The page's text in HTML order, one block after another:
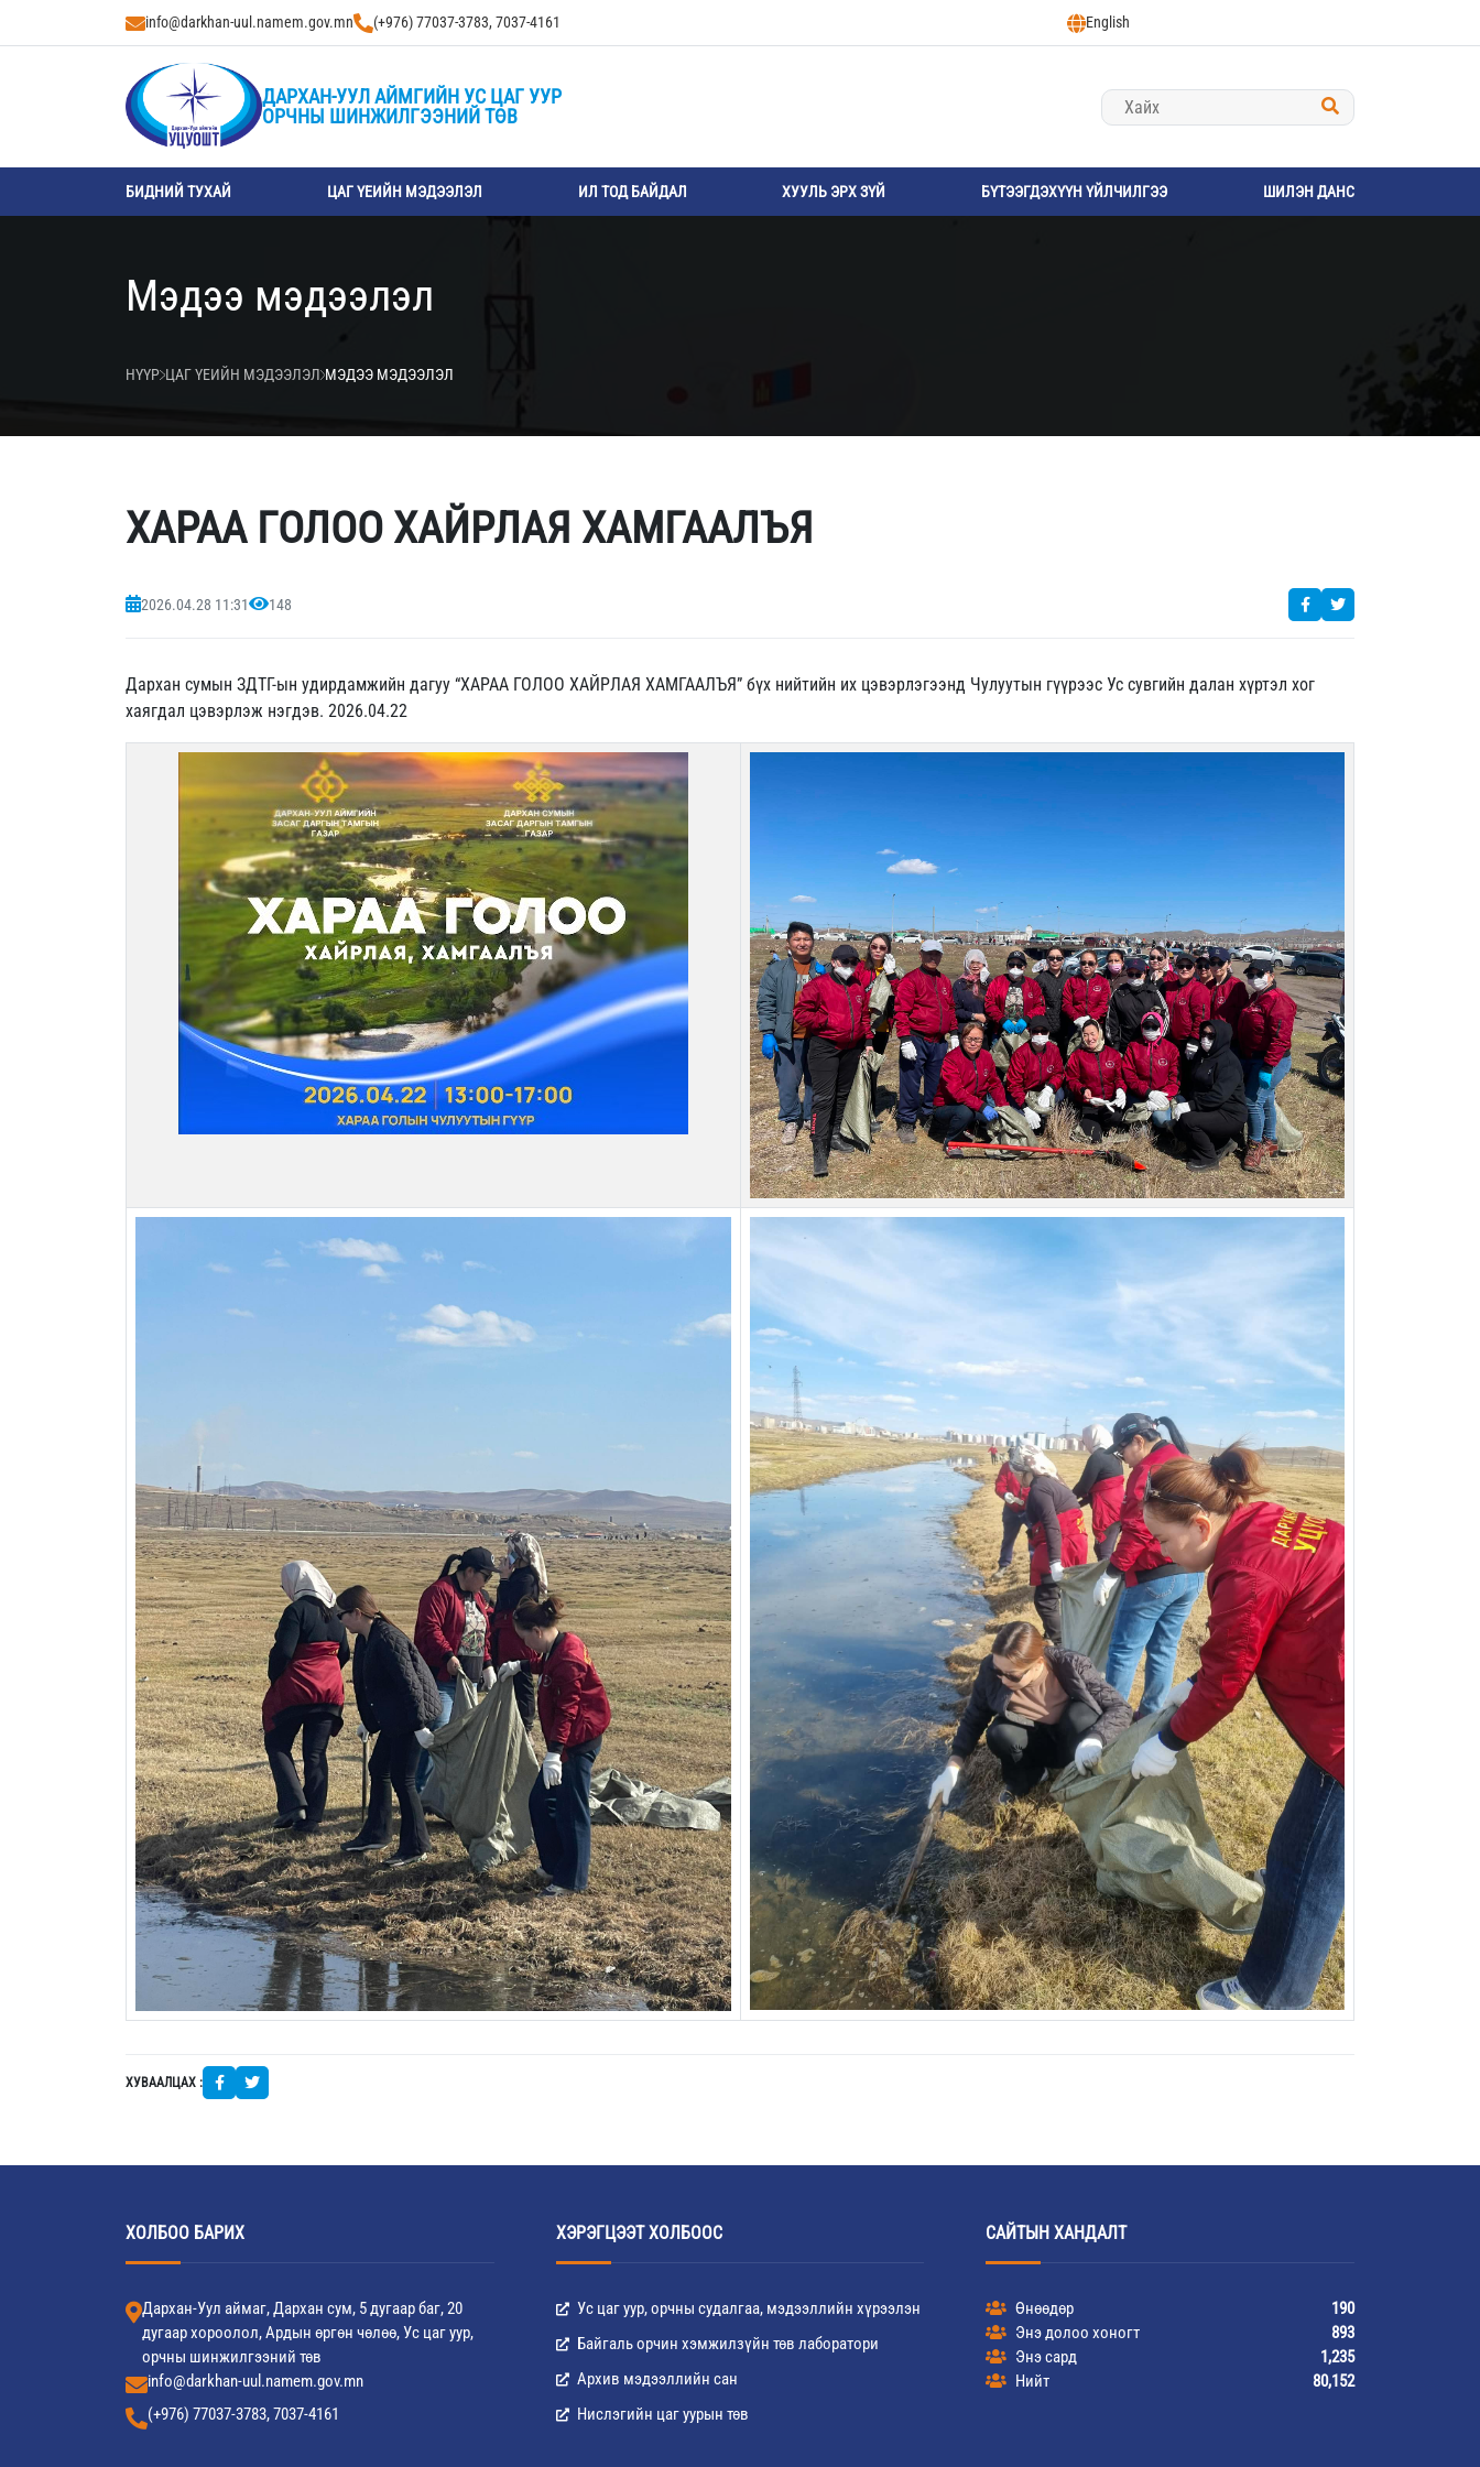
info@darkhan-uul.namem.gov.mn (+976) 77037-3783, 7037-4161 English
ДАРХАН-УУЛ АЙМГИЙН УС ЦАГ УУР
ОРЧНЫ ШИНЖИЛГЭЭНИЙ ТӨВ
БИДНИЙ ТУХАЙ ЦАГ ҮЕИЙН МЭДЭЭЛЭЛ ИЛ ТОД БАЙДАЛ ХУУЛЬ ЭРХ ЗҮЙ БҮТЭЭГДЭХҮҮН ҮЙЛЧИЛГЭЭ ШИЛЭН ДАНС
Мэдээ мэдээлэл
НҮҮР ЦАГ ҮЕИЙН МЭДЭЭЛЭЛ МЭДЭЭ МЭДЭЭЛЭЛ
ХАРАА ГОЛОО ХАЙРЛАЯ ХАМГААЛЪЯ
2026.04.28 11:31 148
Дархан сумын ЗДТГ-ын удирдамжийн дагуу “ХАРАА ГОЛОО ХАЙРЛАЯ ХАМГААЛЪЯ” бүх нийтийн их цэвэрлэгээнд Чулуутын гүүрээс Ус сувгийн далан хүртэл хог
хаягдал цэвэрлэж нэгдэв. 2026.04.22
ХУВААЛЦАХ :
ХОЛБОО БАРИХ
Дархан-Уул аймаг, Дархан сум, 5 дугаар баг, 20
дугаар хороолол, Ардын өргөн чөлөө, Ус цаг уур,
орчны шинжилгээний төв
info@darkhan-uul.namem.gov.mn
(+976) 77037-3783, 7037-4161
ХЭРЭГЦЭЭТ ХОЛБООС
Ус цаг уур, орчны судалгаа, мэдээллийн хүрээлэн
Байгаль орчин хэмжилзүйн төв лаборатори
Архив мэдээллийн сан
Нислэгийн цаг уурын төв
САЙТЫН ХАНДАЛТ
Өнөөдөр
190
Энэ долоо хоногт
893
Энэ сард
1,235
Нийт
80,152